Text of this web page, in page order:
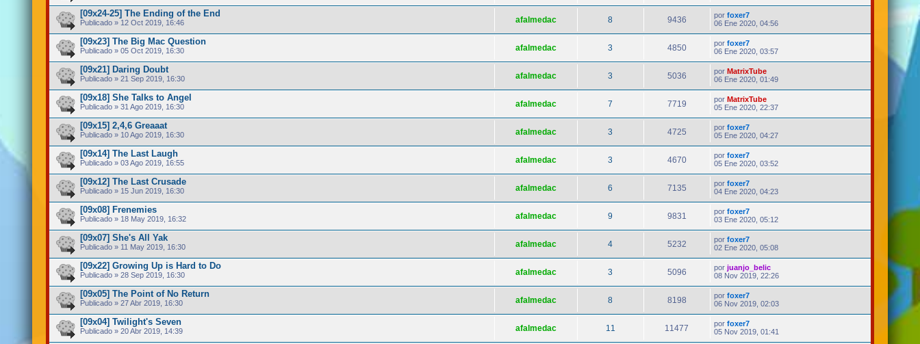
[09x24-25] The Ending of the End
Publicado » 12 Oct 2019, 16:46 afalmedac 8 9436 por foxer7
06 Ene 2020, 04:56
[09x23] The Big Mac Question
Publicado » 05 Oct 2019, 16:30 afalmedac 3 4850 por foxer7
06 Ene 2020, 03:57
[09x21] Daring Doubt
Publicado » 21 Sep 2019, 16:30 afalmedac 3 5036 por MatrixTube
06 Ene 2020, 01:49
[09x18] She Talks to Angel
Publicado » 31 Ago 2019, 16:30 afalmedac 7 7719 por MatrixTube
05 Ene 2020, 22:37
[09x15] 2,4,6 Greaaat
Publicado » 10 Ago 2019, 16:30 afalmedac 3 4725 por foxer7
05 Ene 2020, 04:27
[09x14] The Last Laugh
Publicado » 03 Ago 2019, 16:55 afalmedac 3 4670 por foxer7
05 Ene 2020, 03:52
[09x12] The Last Crusade
Publicado » 15 Jun 2019, 16:30 afalmedac 6 7135 por foxer7
04 Ene 2020, 04:23
[09x08] Frenemies
Publicado » 18 May 2019, 16:32 afalmedac 9 9831 por foxer7
03 Ene 2020, 05:12
[09x07] She's All Yak
Publicado » 11 May 2019, 16:30 afalmedac 4 5232 por foxer7
02 Ene 2020, 05:08
[09x22] Growing Up is Hard to Do
Publicado » 28 Sep 2019, 16:30 afalmedac 3 5096 por juanjo_belic
08 Nov 2019, 22:26
[09x05] The Point of No Return
Publicado » 27 Abr 2019, 16:30 afalmedac 8 8198 por foxer7
06 Nov 2019, 02:03
[09x04] Twilight's Seven
Publicado » 20 Abr 2019, 14:39 afalmedac 11 11477 por foxer7
05 Nov 2019, 01:41